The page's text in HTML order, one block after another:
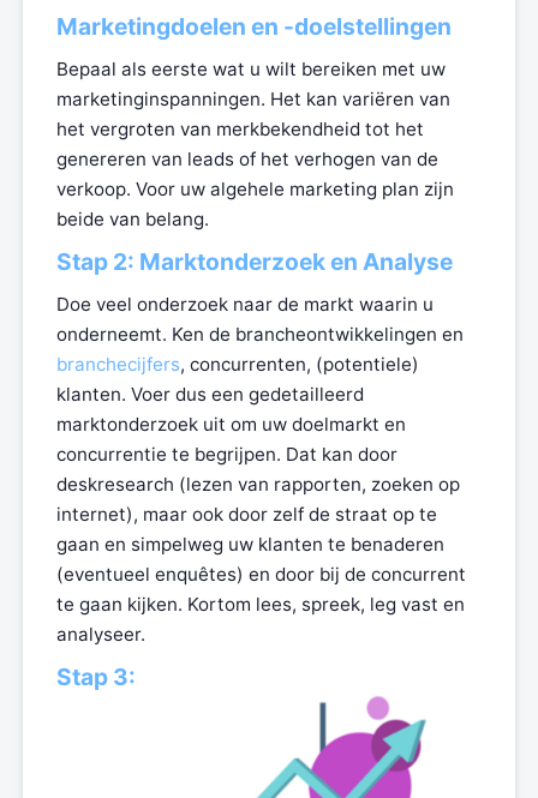
Marketingdoelen en -doelstellingen
Bepaal als eerste wat u wilt bereiken met uw
marketinginspanningen. Het kan variëren van
het vergroten van merkbekendheid tot het
genereren van leads of het verhogen van de
verkoop. Voor uw algehele marketing plan zijn
beide van belang.
Stap 2: Marktonderzoek en Analyse
Doe veel onderzoek naar de markt waarin u
onderneemt. Ken de brancheontwikkelingen en
branchecijfers, concurrenten, (potentiele)
klanten. Voer dus een gedetailleerd
marktonderzoek uit om uw doelmarkt en
concurrentie te begrijpen. Dat kan door
deskresearch (lezen van rapporten, zoeken op
internet), maar ook door zelf de straat op te
gaan en simpelweg uw klanten te benaderen
(eventueel enquêtes) en door bij de concurrent
te gaan kijken. Kortom lees, spreek, leg vast en
analyseer.
Stap 3: